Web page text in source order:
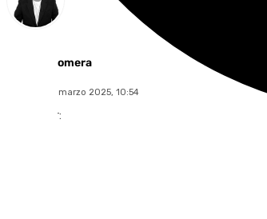
Alberto Romera
domingo, 2 marzo 2025, 10:54
Compartir: